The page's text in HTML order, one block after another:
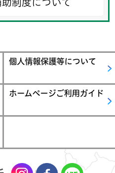
制度について
個人情報保護等について
ホームページご利用ガイド